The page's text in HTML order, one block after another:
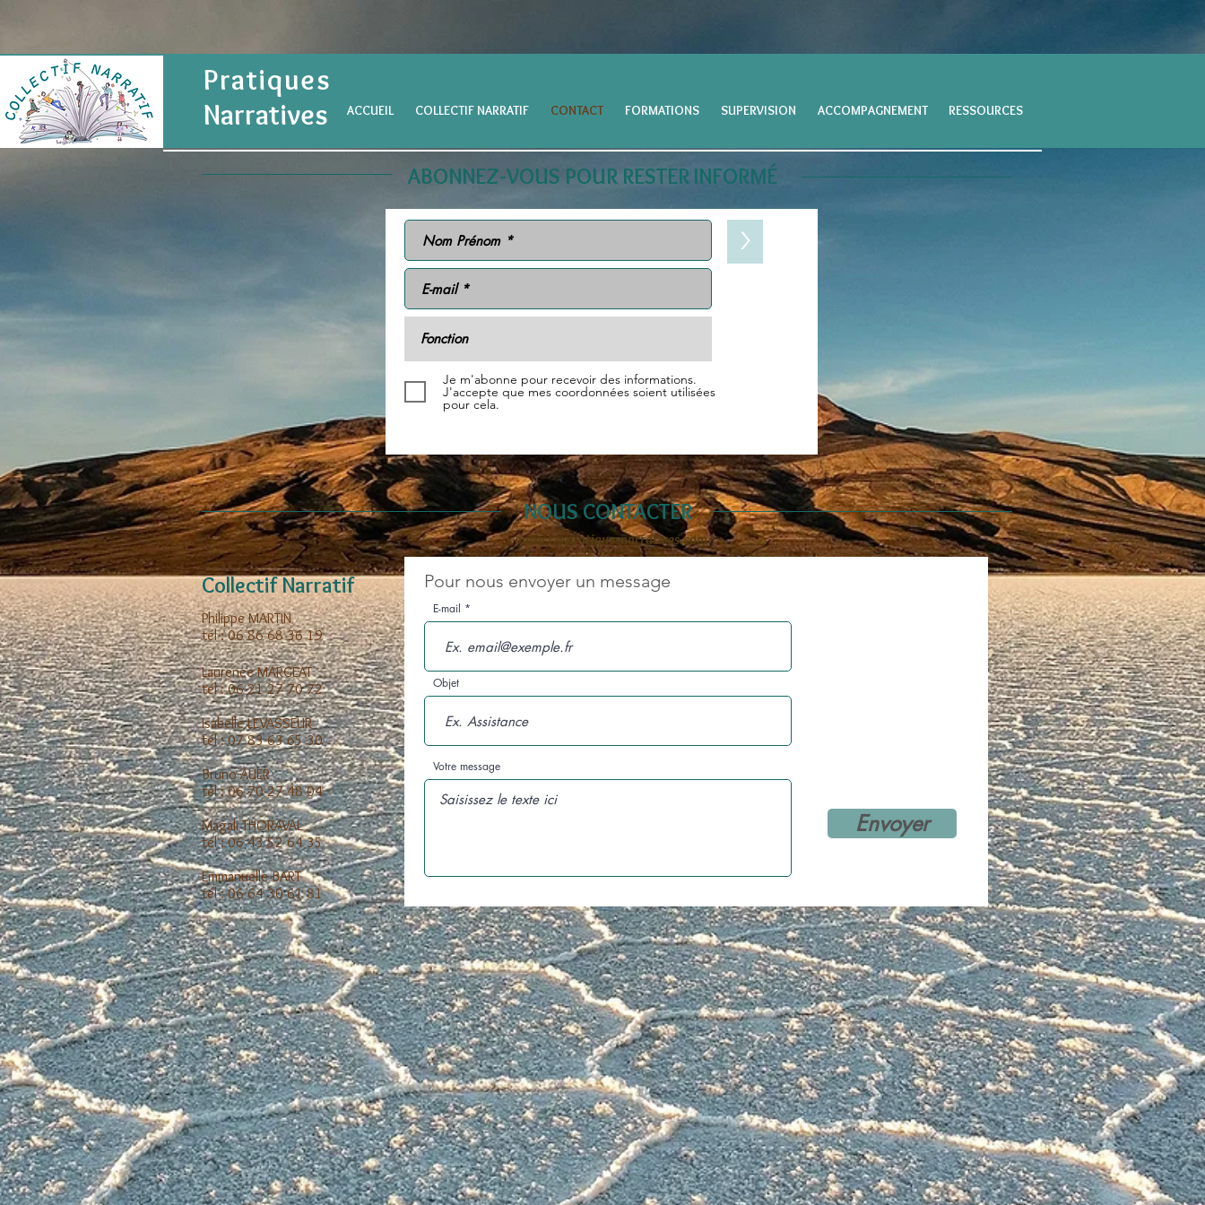
Pratiques
Narratives
ACCUEIL COLLECTIF NARRATIF CONTACT FORMATIONS SUPERVISION ACCOMPAGNEMENT RESSOURCES
ABONNEZ-VOUS POUR RESTER INFORMÉ
>
Je m'abonne pour recevoir des informations.
J'accepte que mes coordonnées soient utilisées
pour cela.
NOUS CONTACTER
contact@pratiquesnarratives.com
Collectif Narratif
Philippe MARTIN
tél : 06 86 68 36 19
Laurence MARGEAT
tél : 06 21 27 70 72
Isabelle LEVASSEUR
tél : 07 83 63 65 30
Bruno AUER
tél : 06 70 27 48 04
Magali THORAVAL
tél : 06 43 52 64 35
Emmanuelle BART
tél : 06 64 30 61 81
Pour nous envoyer un message
E-mail
Objet
Votre message
Envoyer